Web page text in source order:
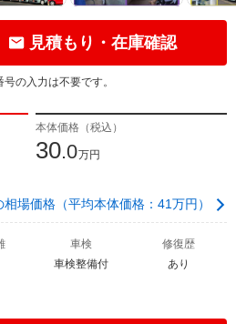
見積もり・在庫確認
の入力は不要です。
本体価格（税込）
30.0万円
相場価格（平均本体価格：41万円）
車検
車検整備付
修復歴
あり